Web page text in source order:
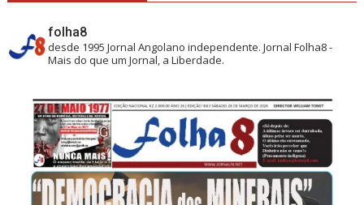
folha8
desde 1995 Jornal Angolano independente.Jornal Folha8 -
Mais do que um Jornal, a Liberdade.